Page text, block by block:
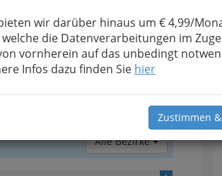
wir darüber hinaus um € 4,99/
die Datenverarbeitungen im
vornherein auf das unbedingt
Infos dazu finden Sie hier
Zustimmen
von
Fell
oder
Alle Bezirke